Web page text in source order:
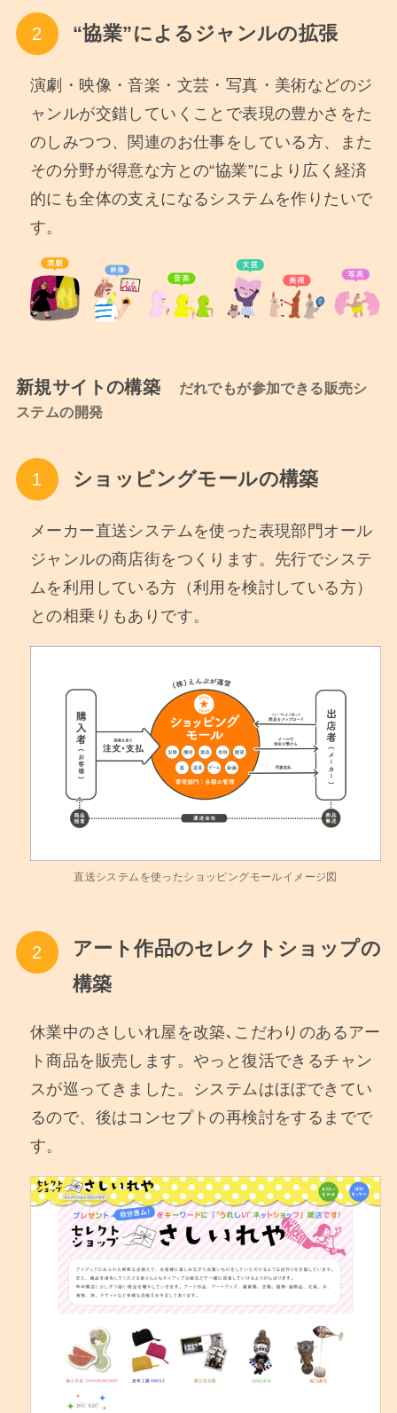
“協業”によるジャンルの拡張
演劇・映像・音楽・文芸・写真・美術などのジ
ャンルが交錯していくことで表現の豊かさをた
のしみつつ、関連のお仕事をしている方、また
その分野が得意な方との“協業”により広く経済
的にも全体の支えになるシステムを作りたいで
す。
新規サイトの構築
だれでもが参加できる販売シ
ステムの開発
ショッピングモールの構築
メーカー直送システムを使った表現部門オール
ジャンルの商店街をつくります。先行でシステ
ムを利用している方（利用を検討している方）
との相乗りもありです。
直送システムを使ったショッピングモールイメージ図
アート作品のセレクトショップの
構築
休業中のさしいれ屋を改築､こだわりのあるアー
ト商品を販売します。やっと復活できるチャン
スが巡ってきました。システムはほぼできてい
るので、後はコンセプトの再検討をするまでで
す。